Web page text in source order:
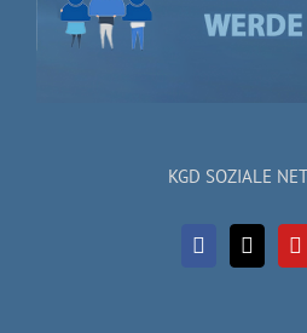
KGD SOZIALE